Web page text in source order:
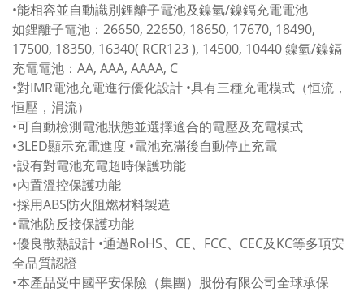
•能相容並自動識別鋰離子電池及鎳氫/鎳鎘充電電池
如鋰離子電池：26650, 22650, 18650, 17670, 18490,
17500, 18350, 16340( RCR123 ), 14500, 10440 鎳氫/鎳鎘
充電電池：AA, AAA, AAAA, C
•對IMR電池充電進行優化設計 •具有三種充電模式（恒流，
恒壓，涓流）
•可自動檢測電池狀態並選擇適合的電壓及充電模式
•3LED顯示充電進度 •電池充滿後自動停止充電
•設有對電池充電超時保護功能
•內置溫控保護功能
•採用ABS防火阻燃材料製造
•電池防反接保護功能
•優良散熱設計 •通過RoHS、CE、FCC、CEC及KC等多項安
全品質認證
•本產品受中國平安保險（集團）股份有限公司全球承保